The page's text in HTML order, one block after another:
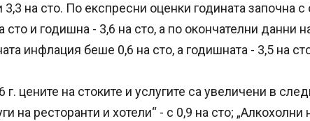
3,3 на сто. По експресни оценки годината започна с
сто и годишна - 3,6 на сто, а по окончателни данни
инфлация беше 0,6 на сто, а годишната - 3,5 на
цените на стоките и услугите са увеличени в
на ресторанти и хотели“ - с 0,9 на сто; „Алкохолни